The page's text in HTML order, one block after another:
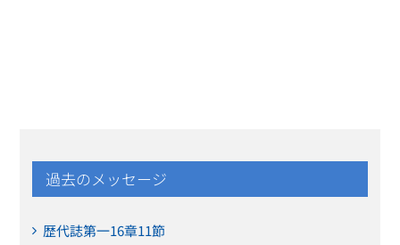
過去のメッセージ
歴代誌第一16章11節